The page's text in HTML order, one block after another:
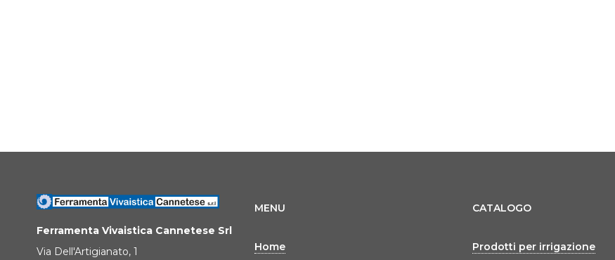
Ferramenta Vivaistica Cannetese Srl
Via Dell'Artigianato, 1
MENU
Home
CATALOGO
Prodotti per irrigazione